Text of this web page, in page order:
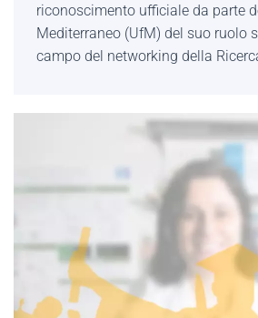
riconoscimento ufficiale da parte
Mediterraneo (UfM) del suo ruolo
campo del networking della